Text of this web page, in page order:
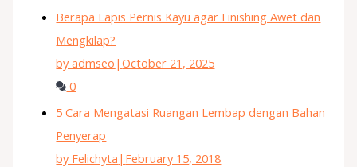
Berapa Lapis Pernis Kayu agar Finishing Awet dan
Mengkilap?
by admseo |October 21, 2025
0
5 Cara Mengatasi Ruangan Lembap dengan Bahan
Penyerap
by Felichyta | February 15, 2018